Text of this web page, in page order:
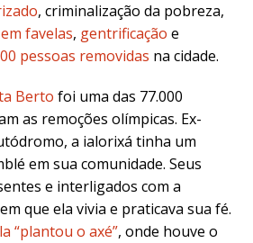
, criminalização da pobreza,
favelas, gentrificação e
pessoas removidas na cidade.
Berto foi uma das 77.000
as remoções olímpicas. Ex-
a ialorixá tinha um
em sua comunidade. Seus
e interligados com a
que ela vivia e praticava sua fé.
“plantou o axé”, onde houve o